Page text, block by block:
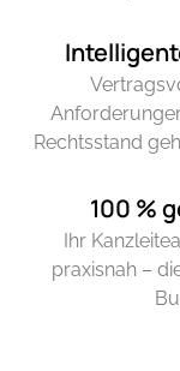
Rechtsstand
100 %
Ihr
praxisnah –